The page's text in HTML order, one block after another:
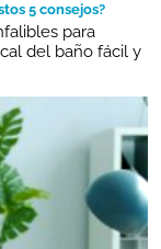
5 consejos?
para
del baño fácil y